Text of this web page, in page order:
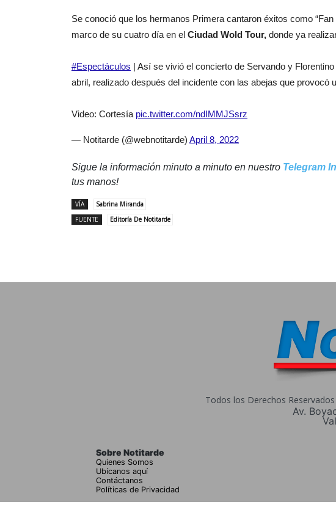
Se conoció que los hermanos Primera cantaron éxitos como
marco de su cuatro día en el Ciudad Wold Tour, donde ya
#Espectáculos | Así se vivió el concierto de Servando y
abril, realizado después del incidente con las abejas que provocó
Video: Cortesía pic.twitter.com/ndIMMJSsrz
— Notitarde (@webnotitarde) April 8, 2022
Sigue la información minuto a minuto en nuestro Telegram
tus manos!
VÍA
Sabrina Miranda
FUENTE
Editoría De Notitarde
Todos los Derechos
Av.
Sobre Notitarde
Quienes Somos
Ubícanos aquí
Contáctanos
Políticas de Privacidad